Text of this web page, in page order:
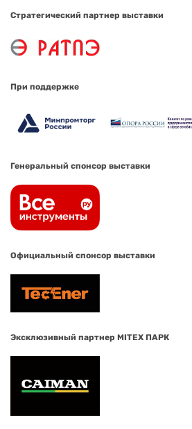
Стратегический партнер выставки
При поддержке
Генеральный спонсор выставки
Официальный спонсор выставки
Эксклюзивный партнер MITEX ПАРК